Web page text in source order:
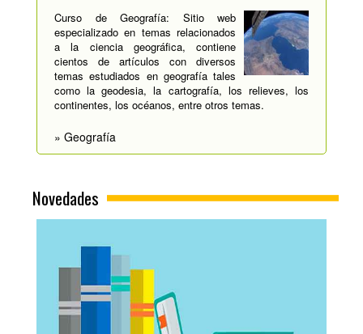
Curso de Geografía: Sitio web
especializado en temas relacionados
a la ciencia geográfica, contiene
cientos de artículos con diversos
temas estudiados en geografía tales
como la geodesia, la cartografía, los relieves, los
continentes, los océanos, entre otros temas.
» Geografía
Novedades